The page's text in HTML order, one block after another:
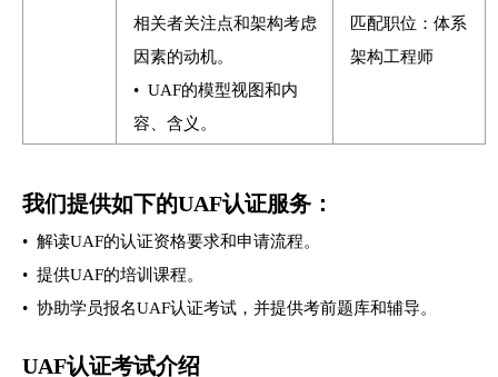
相关者关注点和架构考虑
因素的动机。
• UAF的模型视图和内
容、含义。
匹配职位：体系
架构工程师
我们提供如下的UAF认证服务：
• 解读UAF的认证资格要求和申请流程。
• 提供UAF的培训课程。
• 协助学员报名UAF认证考试，并提供考前题库和辅导。
UAF认证考试介绍